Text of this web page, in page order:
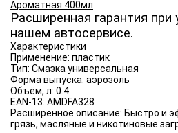
Расширенная гарантия при
нашем автосервисе.
Характеристики
Применение: пластик
Тип: Смазка универсальная
Форма выпуска: аэрозоль
Объём, л: 0.4
EAN-13: AMDFA328
Расширенное описание: Быстро и
грязь, масляные и никотиновые